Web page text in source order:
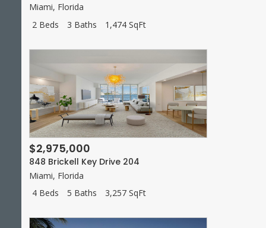
Miami, Florida
2 Beds
3 Baths 1,474 SqFt
$2,975,000
848 Brickell Key Drive 204
Miami, Florida
4 Beds
5 Baths 3,257 SqFt